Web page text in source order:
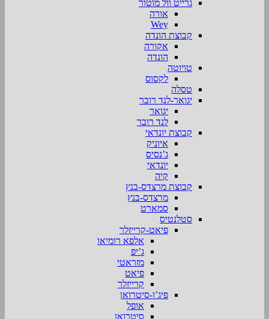
גרייט וול מוטור
אורה
Wey
קבוצת הונדה
אקורה
הונדה
טויוטה
לקסוס
טסלה
יגואר-לנד רובר
יגואר
לנד רובר
קבוצת יונדאי
איוניק
ג’נסיס
יונדאי
קיה
קבוצת מרצדס-בנץ
מרצדס-בנץ
סמארט
סטלנטיס
פיאט-קרייזלר
אלפא רומיאו
ג’יפ
מזראטי
פיאט
קרייזלר
פיג’ו-סיטרואן
אופל
סיטרואן